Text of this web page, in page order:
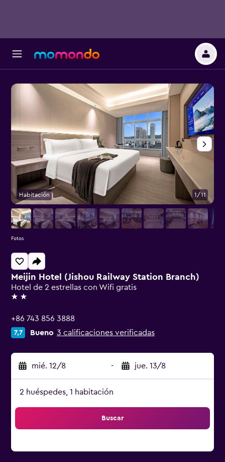
Meijin Hotel (Jishou Railway Station Branch)
Hotel de 2 estrellas con Wifi gratis
2 estrellas
+86 743 856 3888
7,7 Bueno 3 calificaciones verificadas
mié. 12/8 - jue. 13/8
2 huéspedes, 1 habitación
Buscar
Habitación 1/11
Fotos